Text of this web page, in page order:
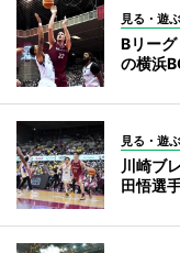
見る・遊ぶ
Bリー
の横浜
見る・遊ぶ
川崎ブ
田悟選